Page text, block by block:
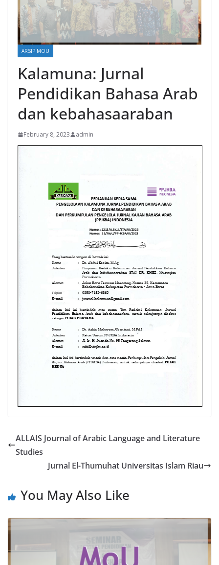
ARSIP MOU
Kalamuna: Jurnal
Pendidikan Bahasa Arab
dan kebahasaaraban
February 8, 2023 admin
ALLAIS Journal of Arabic Language and Literature
Studies
Jurnal El-Thumuhat Universitas Islam Riau
You May Also Like